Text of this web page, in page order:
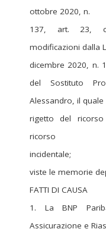
ottobre 2020, n.
137, art. 23,
modificazioni dalla
dicembre 2020, n.
del Sostituto
Alessandro, il quale
rigetto del
ricorso
incidentale;
viste le memorie
FATTI DI CAUSA
1. La BNP
Assicurazione e